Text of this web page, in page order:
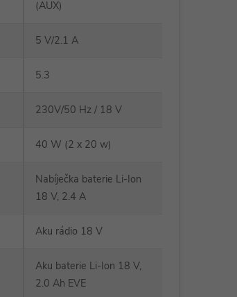
(AUX)
5 V/2.1 A
5.3
230V/50 Hz / 18 V
40 W (2 x 20 w)
Nabíječka baterie Li-Ion
18 V, 2.4 A
Aku rádio 18 V
Aku baterie Li-Ion 18 V,
2.0 Ah EVE